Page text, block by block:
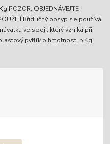
POZOR, OBJEDNÁVEJTE
Břidličný posyp se používá
ve spoji, který vzniká při
pytlík o hmotnosti 5 Kg